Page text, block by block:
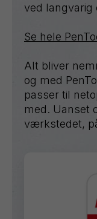
ved langvarig
Se hele
Alt bliver
og med
passer til
med. Uanset
værkstedet,